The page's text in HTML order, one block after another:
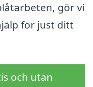
gör vi
för just ditt
och utan